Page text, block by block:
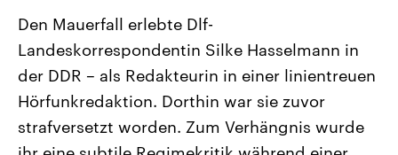
Landtagswahl Sachsen-Anhalt
2026
Alle Informationen
Sachsen-Anhalt wählt am 6.
September 2026 einen neuen
Landtag. Seit 2021 wird das
Bundesland von einer Koalition aus
USA
Aktuelle Beiträge,
Hintergründe
Wirtschaftlich und
gehören die Vereinigten
den mächtigsten Ländern
mit großem Einfluss auf
Den Mauerfall erlebte Dlf-
Landeskorrespondentin Silke Hasselmann in
der DDR – als Redakteurin in einer linientreuen
Hörfunkredaktion. Dorthin war sie zuvor
strafversetzt worden. Zum Verhängnis wurde